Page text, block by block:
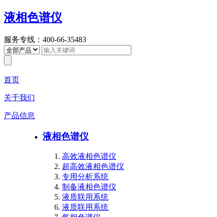
液相色谱仪
服务专线：400-66-35483
首页
关于我们
产品信息
液相色谱仪
高效液相色谱仪
超高效液相色谱仪
专用分析系统
制备液相色谱仪
液质联用系统
液质联用系统